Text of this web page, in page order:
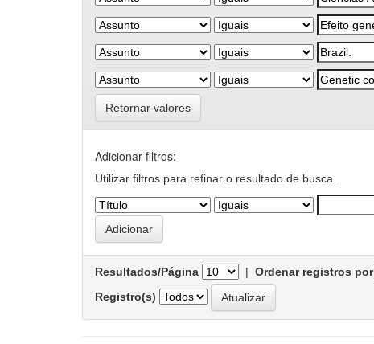
Retornar valores
Adicionar filtros:
Utilizar filtros para refinar o resultado de busca.
Resultados/Página | Ordenar registros por
Registro(s)